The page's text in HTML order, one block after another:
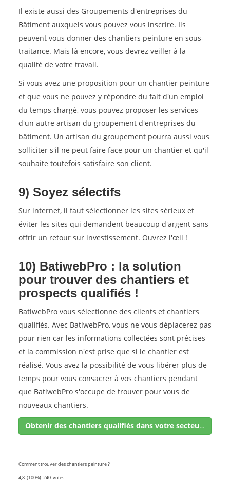
Il existe aussi des Groupements d'entreprises du
Bâtiment auxquels vous pouvez vous inscrire. Ils
peuvent vous donner des chantiers peinture en sous-
traitance. Mais là encore, vous devrez veiller à la
qualité de votre travail.
Si vous avez une proposition pour un chantier peinture
et que vous ne pouvez y répondre du fait d'un emploi
du temps chargé, vous pouvez proposer les services
d'un autre artisan du groupement d'entreprises du
bâtiment. Un artisan du groupement pourra aussi vous
solliciter s'il ne peut faire face pour un chantier et qu'il
souhaite toutefois satisfaire son client.
9) Soyez sélectifs
Sur internet, il faut sélectionner les sites sérieux et
éviter les sites qui demandent beaucoup d'argent sans
offrir un retour sur investissement. Ouvrez l'œil !
10) BatiwebPro : la solution
pour trouver des chantiers et
prospects qualifiés !
BatiwebPro vous sélectionne des clients et chantiers
qualifiés. Avec BatiwebPro, vous ne vous déplacerez pas
pour rien car les informations collectées sont précises
et la commission n'est prise que si le chantier est
réalisé. Vous avez la possibilité de vous libérer plus de
temps pour vous consacrer à vos chantiers pendant
que BatiwebPro s'occupe de trouver pour vous de
nouveaux chantiers.
Obtenir des chantiers qualifiés dans votre secteur !
Comment trouver des chantiers peinture ?
4,8 (100%) 240 votes